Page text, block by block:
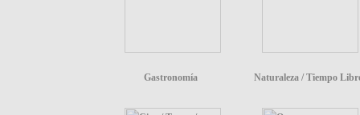
Gastronomía Naturaleza / Tiempo